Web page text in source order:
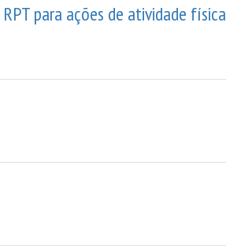
para ações de atividade física